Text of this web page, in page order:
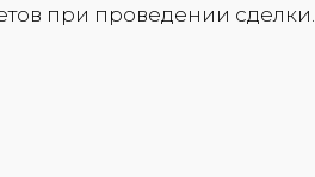
при проведении сделки.